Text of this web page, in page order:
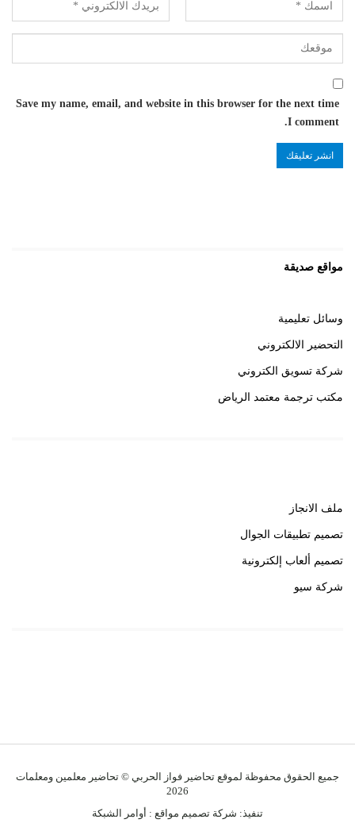
Save my name, email, and website in this browser for the next time
I comment.
مواقع صديقة
وسائل تعليمية
التحضير الالكتروني
شركة تسويق الكتروني
مكتب ترجمة معتمد الرياض
ملف الانجاز
تصميم تطبيقات الجوال
تصميم ألعاب إلكترونية
شركة سيو
جميع الحقوق محفوظة لموقع تحاضير فواز الحربي © تحاضير معلمين ومعلمات
2026
تنفيذ: شركة تصميم مواقع : أوامر الشبكة